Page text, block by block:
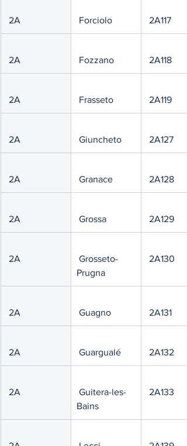
2A Forciolo 2A117
2A Fozzano 2A118
2A Frasseto 2A119
2A Giuncheto 2A127
2A Granace 2A128
2A Grossa 2A129
2A
Prugna
2A130
2A Guagno 2A131
2A Guargualé 2A132
2A
Bains
2A133